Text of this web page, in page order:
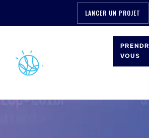
LANCER UN PROJET
VOUS